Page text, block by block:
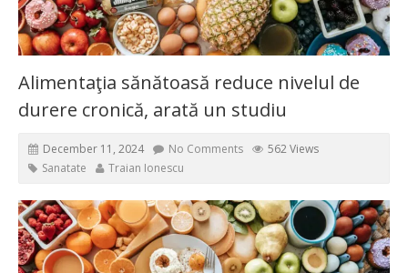
Alimentaţia sănătoasă reduce nivelul de
durere cronică, arată un studiu
December 11, 2024 No Comments
562 Views
Sanatate
Traian Ionescu